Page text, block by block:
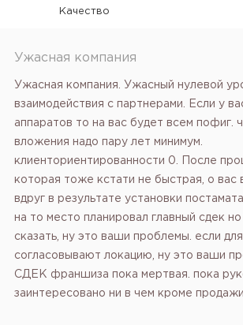
Качество
Ужасная компания
Ужасная компания. Ужасный нулевой
взаимодействия с партнерами. Если у
аппаратов то на вас будет всем пофиг.
вложения надо пару лет минимум.
клиенториентированности 0. После
которая тоже кстати не быстрая, о вас
вдруг в результате установки
на то место планировал главный сдек
сказать, ну это ваши проблемы. если
согласовывают локацию, ну это ваши
СДЕК франшиза пока мертвая. пока
заинтересовано ни в чем кроме